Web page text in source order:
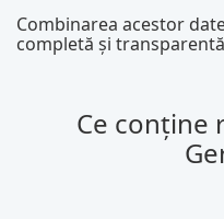
Combinarea acestor
completă și
Ce conține